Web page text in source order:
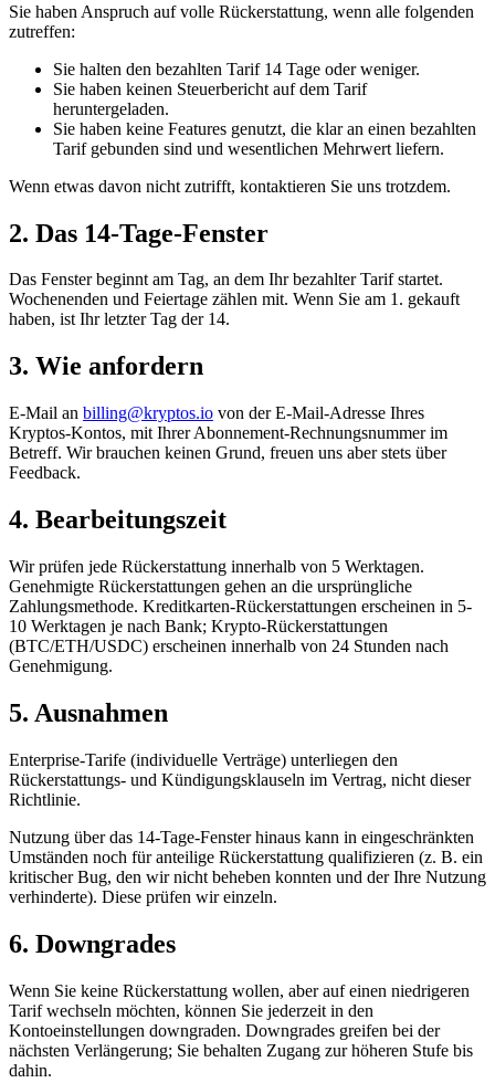
Sie haben Anspruch auf volle Rückerstattung, wenn alle folgenden
zutreffen:
Sie halten den bezahlten Tarif 14 Tage oder weniger.
Sie haben keinen Steuerbericht auf dem Tarif
heruntergeladen.
Sie haben keine Features genutzt, die klar an einen bezahlten
Tarif gebunden sind und wesentlichen Mehrwert liefern.
Wenn etwas davon nicht zutrifft, kontaktieren Sie uns trotzdem.
2. Das 14-Tage-Fenster
Das Fenster beginnt am Tag, an dem Ihr bezahlter Tarif startet.
Wochenenden und Feiertage zählen mit. Wenn Sie am 1. gekauft
haben, ist Ihr letzter Tag der 14.
3. Wie anfordern
E-Mail an billing@kryptos.io von der E-Mail-Adresse Ihres
Kryptos-Kontos, mit Ihrer Abonnement-Rechnungsnummer im
Betreff. Wir brauchen keinen Grund, freuen uns aber stets über
Feedback.
4. Bearbeitungszeit
Wir prüfen jede Rückerstattung innerhalb von 5 Werktagen.
Genehmigte Rückerstattungen gehen an die ursprüngliche
Zahlungsmethode. Kreditkarten-Rückerstattungen erscheinen in 5-
10 Werktagen je nach Bank; Krypto-Rückerstattungen
(BTC/ETH/USDC) erscheinen innerhalb von 24 Stunden nach
Genehmigung.
5. Ausnahmen
Enterprise-Tarife (individuelle Verträge) unterliegen den
Rückerstattungs- und Kündigungsklauseln im Vertrag, nicht dieser
Richtlinie.
Nutzung über das 14-Tage-Fenster hinaus kann in eingeschränkten
Umständen noch für anteilige Rückerstattung qualifizieren (z. B. ein
kritischer Bug, den wir nicht beheben konnten und der Ihre Nutzung
verhinderte). Diese prüfen wir einzeln.
6. Downgrades
Wenn Sie keine Rückerstattung wollen, aber auf einen niedrigeren
Tarif wechseln möchten, können Sie jederzeit in den
Kontoeinstellungen downgraden. Downgrades greifen bei der
nächsten Verlängerung; Sie behalten Zugang zur höheren Stufe bis
dahin.